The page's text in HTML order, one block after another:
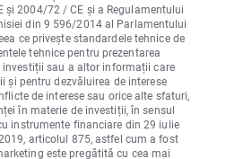
2004/72 / CE și a Regulamentului
din 9 596/2014 al Parlamentului
ce privește standardele tehnice de
tehnice pentru prezentarea
sau a altor informații care
și pentru dezvăluirea de interese
de interese sau orice alte sfaturi,
în materie de investiții, în sensul
instrumente financiare din 29 iulie
articolul 875, astfel cum a fost
este pregătită cu cea mai